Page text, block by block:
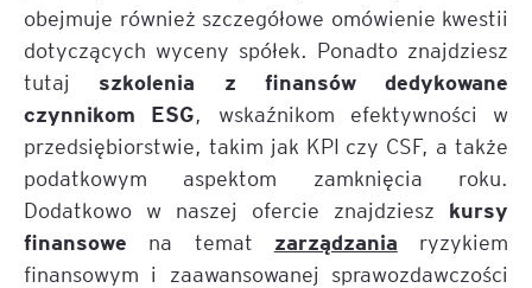
obejmuje również szczegółowe omówienie kwestii
dotyczących wyceny spółek. Ponadto znajdziesz
tutaj szkolenia z finansów dedykowane
czynnikom ESG, wskaźnikom efektywności w
przedsiębiorstwie, takim jak KPI czy CSF, a także
podatkowym aspektom zamknięcia roku.
Dodatkowo w naszej ofercie znajdziesz kursy
finansowe na temat zarządzania ryzykiem
finansowym i zaawansowanej sprawozdawczości